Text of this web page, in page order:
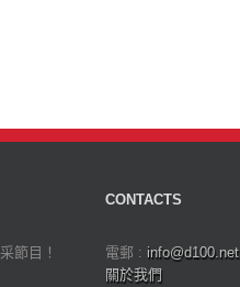
節目！
CONTACTS
電郵 : info@d100.net
關於我們